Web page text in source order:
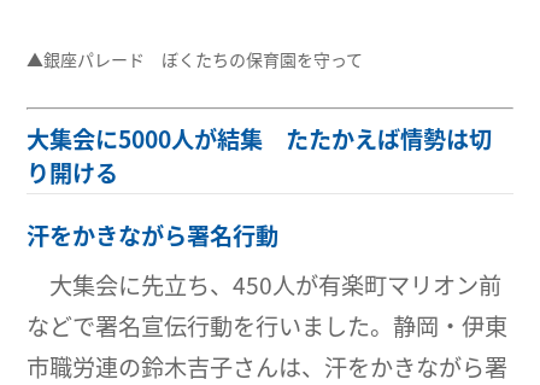
▲銀座パレード ぼくたちの保育園を守って
大集会に5000人が結集 たたかえば情勢は切
り開ける
汗をかきながら署名行動
大集会に先立ち、450人が有楽町マリオン前
などで署名宣伝行動を行いました。静岡・伊東
市職労連の鈴木吉子さんは、汗をかきながら署